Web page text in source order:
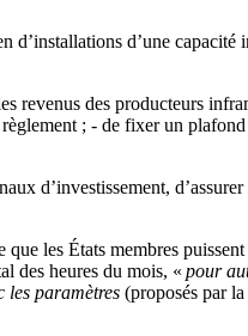
d’installations d’une
des producteurs
; - de fixer un
d’investissement,
les États membres
des heures du mois, « pour
les paramètres (proposés par